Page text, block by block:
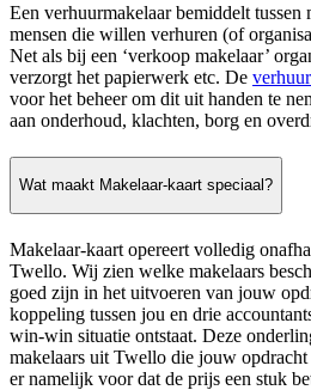
Een verhuurmakelaar bemiddelt tussen
mensen die willen verhuren (of
Net als bij een ‘verkoop makelaar’
verzorgt het papierwerk etc. De
voor het beheer om dit uit handen te
aan onderhoud, klachten, borg en
Wat maakt Makelaar-kaart speciaal?
Makelaar-kaart opereert volledig
Twello. Wij zien welke makelaars
goed zijn in het uitvoeren van jouw
koppeling tussen jou en drie
win-win situatie ontstaat. Deze
makelaars uit Twello die jouw
er namelijk voor dat de prijs een stuk